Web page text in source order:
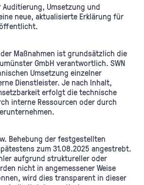
Auditierung, Umsetzung und
neue, aktualisierte Erklärung für
Maßnahmen ist grundsätzlich die
GmbH verantwortlich. SWN
Umsetzung einzelner
Dienstleister. Je nach Inhalt,
erfolgt die technische
interne Ressourcen oder durch
Behebung der festgestellten
zum 31.08.2025 angestrebt.
aufgrund struktureller oder
nicht in angemessener Weise
wird dies transparent in dieser